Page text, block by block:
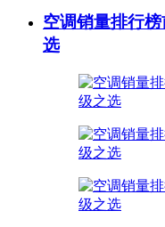
空调销量排行
选